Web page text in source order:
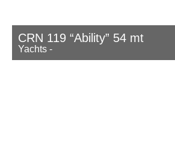
CRN 119 “Ability” 54 mt
Yachts -